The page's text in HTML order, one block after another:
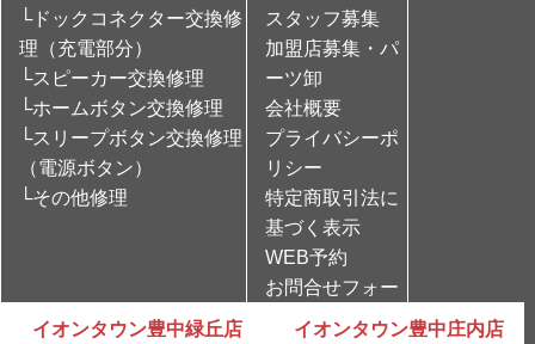
イオンタウン豊中緑丘店 イオンタウン豊中庄内店
└ドックコネクター交換修
理（充電部分）
└スピーカー交換修理
└ホームボタン交換修理
└スリープボタン交換修理
（電源ボタン）
└その他修理
スタッフ募集
加盟店募集・パ
ーツ卸
会社概要
プライバシーポ
リシー
特定商取引法に
基づく表示
WEB予約
お問合せフォー